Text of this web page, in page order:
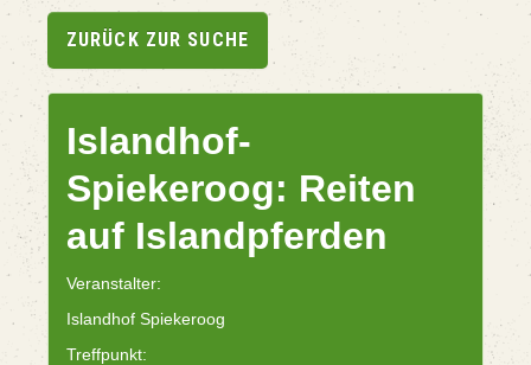
ZURÜCK ZUR SUCHE
Islandhof-
Spiekeroog: Reiten
auf Islandpferden
Veranstalter:
Islandhof Spiekeroog
Treffpunkt: